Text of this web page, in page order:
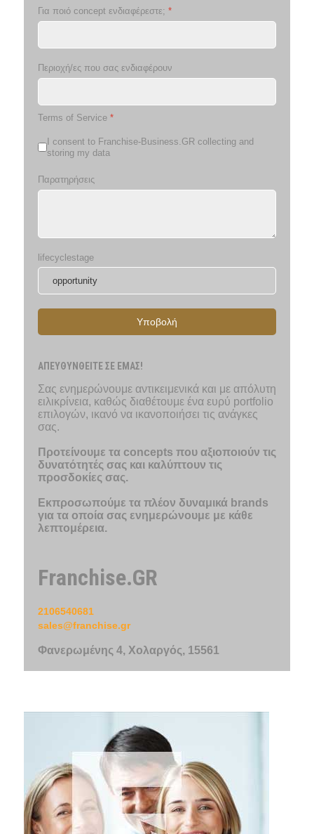
Για ποιό concept ενδιαφέρεστε; *
Περιοχή/ες που σας ενδιαφέρουν
Terms of Service *
I consent to Franchise-Business.GR collecting and
storing my data
Παρατηρήσεις
lifecyclestage
Υποβολή
ΑΠΕΥΘΥΝΘΕΙΤΕ ΣΕ ΕΜΑΣ!
Σας ενημερώνουμε αντικειμενικά και με απόλυτη
ειλικρίνεια, καθώς διαθέτουμε ένα ευρύ portfolio
επιλογών, ικανό να ικανοποιήσει τις ανάγκες
σας.
Προτείνουμε τα concepts που αξιοποιούν τις
δυνατότητές σας και καλύπτουν τις
προσδοκίες σας.
Εκπροσωπούμε τα πλέον δυναμικά brands
για τα οποία σας ενημερώνουμε με κάθε
λεπτομέρεια.
Franchise.GR
2106540681
sales@franchise.gr
Φανερωμένης 4, Χολαργός, 15561